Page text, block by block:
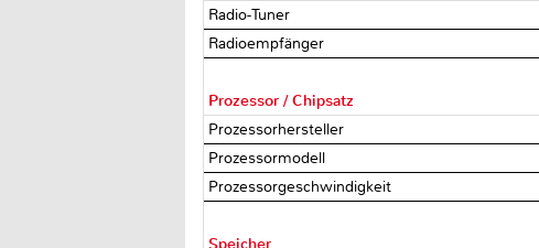
Radio-Tuner
Radioempfänger
Prozessor / Chipsatz
Prozessorhersteller
Prozessormodell
Prozessorgeschwindigkeit
Speicher